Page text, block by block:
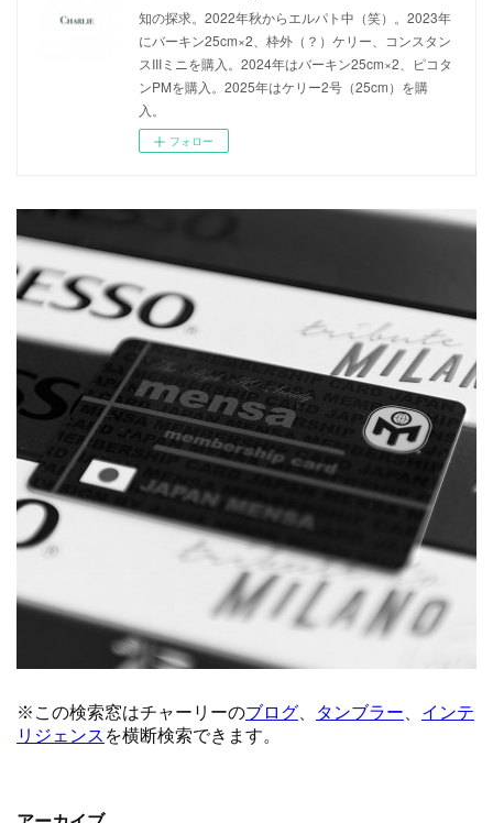
知の探求。2022年秋からエルパト中（笑）。2023年
にバーキン25cm×2、枠外（？）ケリー、コンスタン
スIIIミニを購入。2024年はバーキン25cm×2、ピコタ
ンPMを購入。2025年はケリー2号（25cm）を購
入。
フォロー